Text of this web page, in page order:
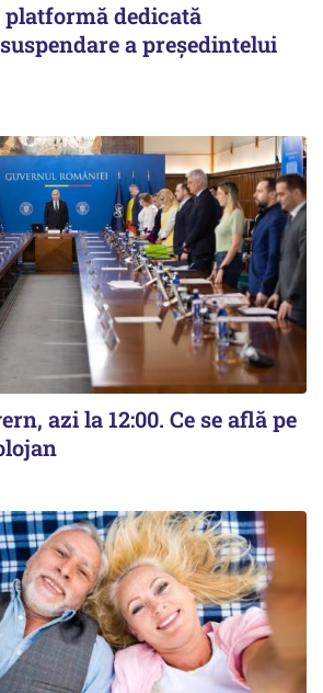
platformă dedicată
a președintelui
azi la 12:00. Ce se află pe